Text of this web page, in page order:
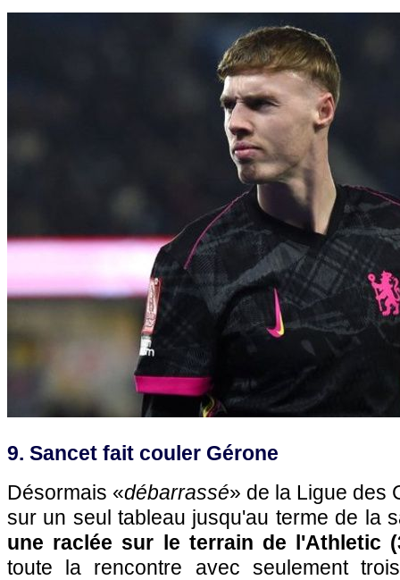
9. Sancet fait couler Gérone
Désormais «débarrassé» de la Ligue des
sur un seul tableau jusqu'au terme de la
une raclée sur le terrain de l'Athletic
toute la rencontre avec seulement